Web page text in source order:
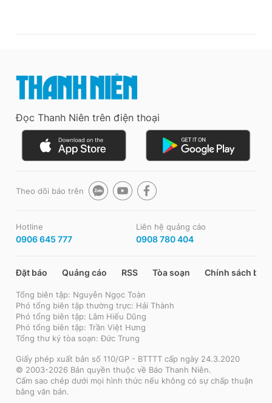
Đọc Thanh Niên trên điện thoại
Theo dõi báo trên
Hotline
0906 645 777
Liên hệ quảng cáo
0908 780 404
Đặt báo Quảng cáo RSS Tòa soạn Chính sách bảo
Tổng biên tập: Nguyễn Ngọc Toàn
Phó tổng biên tập thường trực: Hải Thành
Phó tổng biên tập: Lâm Hiếu Dũng
Phó tổng biên tập: Trần Việt Hưng
Tổng thư ký tòa soạn: Đức Trung
Giấy phép xuất bản số 110/GP - BTTTT cấp ngày 24.3.2020
© 2003-2026 Bản quyền thuộc về Báo Thanh Niên.
Cấm sao chép dưới mọi hình thức nếu không có sự chấp thuận
bằng văn bản.